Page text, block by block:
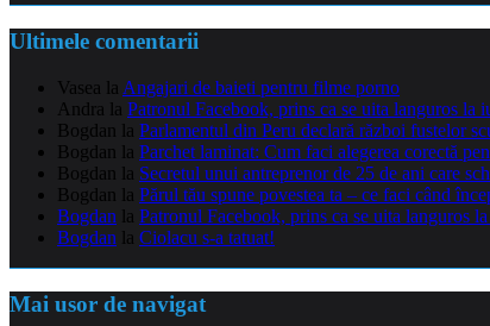
Ultimele comentarii
Vasea la Angajari de baieti pentru filme porno
Andra la Patronul Facebook, prins ca se uita languros la
Bogdan la Parlamentul din Peru declară război fustelor
Bogdan la Parchet laminat: Cum faci alegerea corectă
Bogdan la Secretul unui antreprenor de 25 de ani care
Bogdan la Părul tău spune povestea ta – ce faci când
Bogdan la Patronul Facebook, prins ca se uita languros
Bogdan la Ciolacu s-a tatuat!
Mai usor de navigat